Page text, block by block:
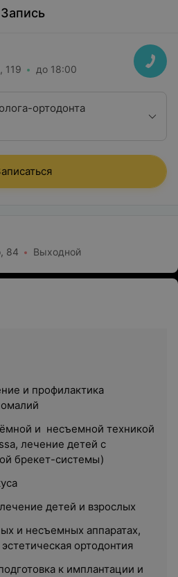
Запись
119 до 18:00
ортодонта
84 Выходной
и профилактика
и несъемной техникой
лечение детей с
брекет-системы)
детей и взрослых
и несъемных аппаратах,
ортодонтия
к имплантации и